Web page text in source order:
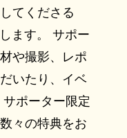
てくださる
ます。 サポー
や撮影、レポ
いたり、イベ
ポーター限定
々の特典をお